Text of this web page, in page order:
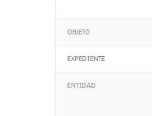
OBJETO
EXPEDIENTE
ENTIDAD